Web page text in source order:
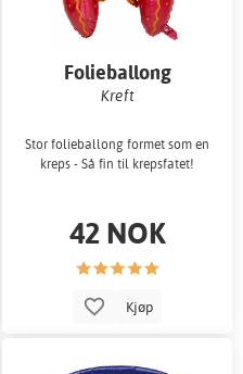
Folieballong
Kreft
Stor folieballong formet som en
kreps - Så fin til krepsfatet!
42 NOK
Kjøp